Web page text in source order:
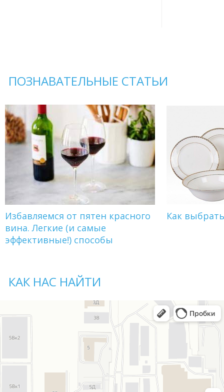
ПОЗНАВАТЕЛЬНЫЕ СТАТЬИ
Избавляемся от пятен красного
вина. Легкие (и самые
эффективные!) способы
Как
КАК НАС НАЙТИ